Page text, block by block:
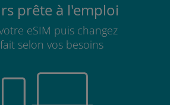
prête à l'emploi
eSIM puis changez
selon vos besoins